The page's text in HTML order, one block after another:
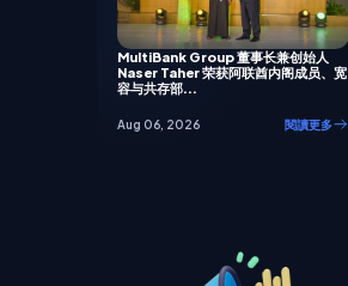
MultiBank Group 董事长兼创始人
Naser Taher 荣获阿联酋内阁成员、宽
容与共存部...
Aug 06, 2026 閱讀更多